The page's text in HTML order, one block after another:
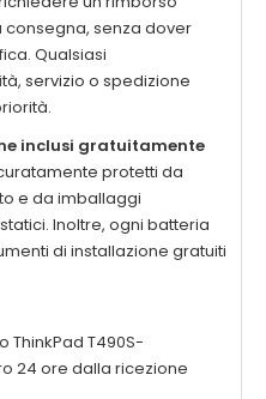
senza dover
Qualsiasi
servizio o spedizione
inclusi gratuitamente
protetti da
e da imballaggi
Inoltre, ogni batteria
di installazione gratuiti
ThinkPad T490S-
24 ore dalla ricezione